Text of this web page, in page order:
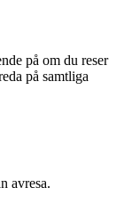
på om du reser
på samtliga
avresa.